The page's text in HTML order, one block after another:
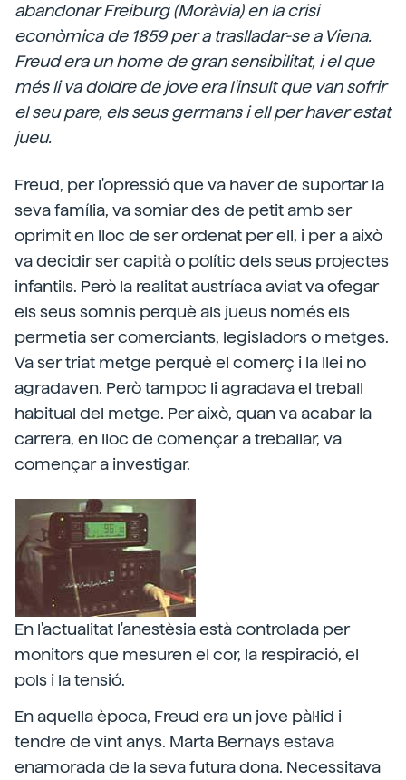
abandonar Freiburg (Moràvia) en la crisi
econòmica de 1859 per a traslladar-se a Viena.
Freud era un home de gran sensibilitat, i el que
més li va doldre de jove era l'insult que van sofrir
el seu pare, els seus germans i ell per haver estat
jueu.
Freud, per l'opressió que va haver de suportar la
seva família, va somiar des de petit amb ser
oprimit en lloc de ser ordenat per ell, i per a això
va decidir ser capità o polític dels seus projectes
infantils. Però la realitat austríaca aviat va ofegar
els seus somnis perquè als jueus només els
permetia ser comerciants, legisladors o metges.
Va ser triat metge perquè el comerç i la llei no
agradaven. Però tampoc li agradava el treball
habitual del metge. Per això, quan va acabar la
carrera, en lloc de començar a treballar, va
començar a investigar.
En l'actualitat l'anestèsia està controlada per
monitors que mesuren el cor, la respiració, el
pols i la tensió.
En aquella època, Freud era un jove pàl·lid i
tendre de vint anys. Marta Bernays estava
enamorada de la seva futura dona. Necessitava